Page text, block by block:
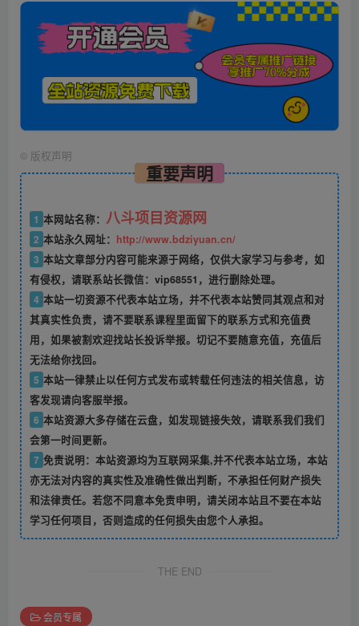
© 版权声明
重要声明
1 本网站名称： 八斗项目资源网
2 本站永久网址： http://www.bdziyuan.cn/
3 本站文章部分内容可能来源于网络，仅供大家学习与参考，如
有侵权，请联系站长微信：vip68551，进行删除处理。
4 本站一切资源不代表本站立场，并不代表本站赞同其观点和对
其真实性负责，请不要联系课程里面留下的联系方式和充值费
用，如果被割欢迎找站长投诉举报。切记不要随意充值，充值后
无法给你找回。
5 本站一律禁止以任何方式发布或转载任何违法的相关信息，访
客发现请向客服举报。
6 本站资源大多存储在云盘，如发现链接失效，请联系我们我们
会第一时间更新。
7 免责说明：本站资源均为互联网采集,并不代表本站立场，本站
亦无法对内容的真实性及准确性做出判断，不承担任何财产损失
和法律责任。若您不同意本免责申明，请关闭本站且不要在本站
学习任何项目，否则造成的任何损失由您个人承担。
THE END
会员专属